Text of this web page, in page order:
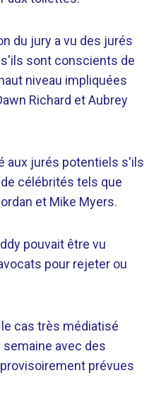
du jury a vu des jurés
sont conscients de
niveau impliquées
Richard et Aubrey
aux jurés potentiels s'ils
célébrités tels que
et Mike Myers.
pouvait être vu
pour rejeter ou
cas très médiatisé
avec des
prévues